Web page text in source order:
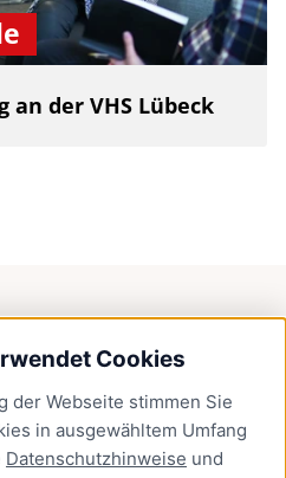
Cookies
der Webseite stimmen Sie
in ausgewähltem Umfang
Datenschutzhinweise und
an der VHS Lübeck